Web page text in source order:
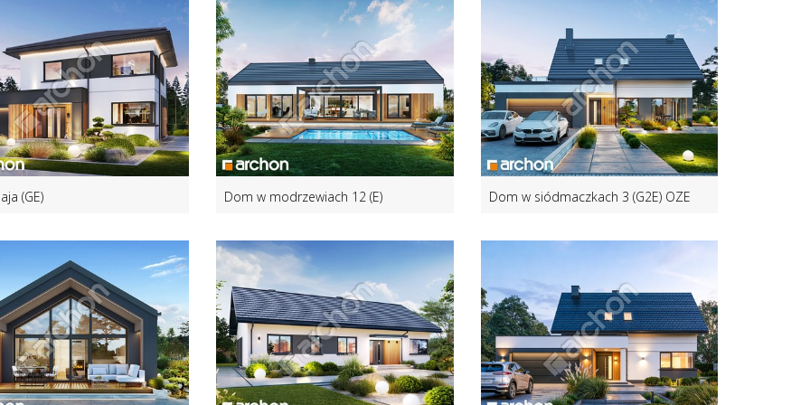
(GE) Dom w modrzewiach 12 (E) Dom w siódmaczkach 3 (G2E) OZE